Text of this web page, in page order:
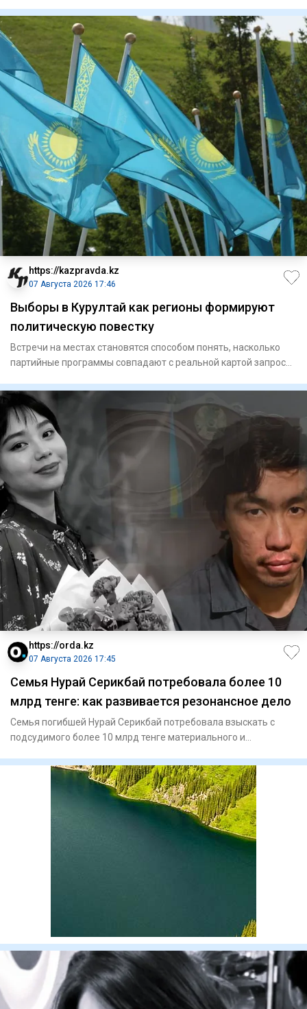
https://kazpravda.kz
07 Августа 2026 17:46
Выборы в Курултай как регионы формируют
политическую повестку
Встречи на местах становятся способом понять, насколько
партийные программы совпадают с реальной картой запросов
https://orda.kz
07 Августа 2026 17:45
Семья Нурай Серикбай потребовала более 10
млрд тенге: как развивается резонансное дело
Семья погибшей Нурай Серикбай потребовала взыскать с
подсудимого более 10 млрд тенге материального и